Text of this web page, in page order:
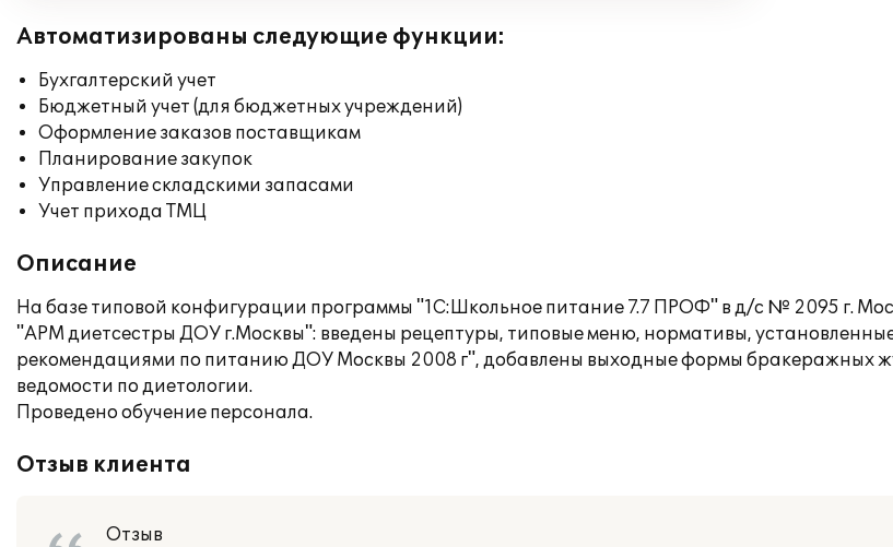
Автоматизированы следующие функции:
Бухгалтерский учет
Бюджетный учет (для бюджетных учреждений)
Оформление заказов поставщикам
Планирование закупок
Управление складскими запасами
Учет прихода ТМЦ
Описание
На базе типовой конфигурации программы "1С:Школьное питание 7.7 ПРОФ" в д/с № 2095 г.
"АРМ диетсестры ДОУ г.Москвы": введены рецептуры, типовые меню, нормативы,
рекомендациями по питанию ДОУ Москвы 2008 г", добавлены выходные формы бракеражных
ведомости по диетологии.
Проведено обучение персонала.
Отзыв клиента
Отзыв